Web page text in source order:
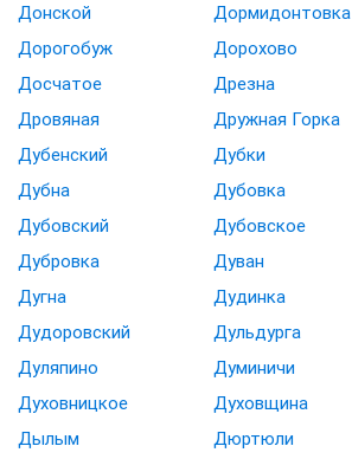
Донской
Дормидонтовка
Дорогобуж
Дорохово
Досчатое
Дрезна
Дровяная
Дружная Горка
Дубенский
Дубки
Дубна
Дубовка
Дубовский
Дубовское
Дубровка
Дуван
Дугна
Дудинка
Дудоровский
Дульдурга
Дуляпино
Думиничи
Духовницкое
Духовщина
Дылым
Дюртюли